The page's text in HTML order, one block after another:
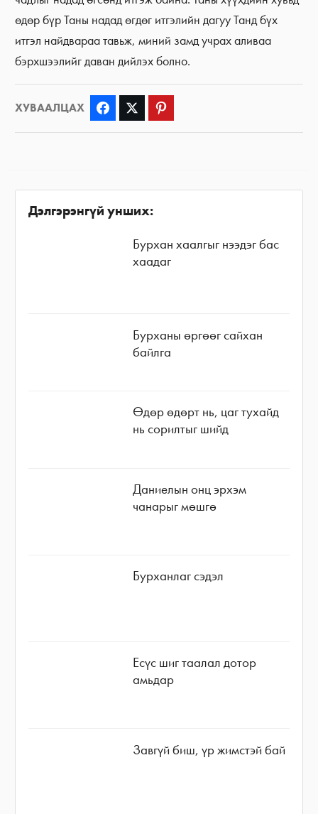
өдөр бүр Таны надад өгдөг итгэлийн дагуу Танд бүх
итгэл найдвараа тавьж, миний замд учрах аливаа
бэрхшээлийг даван дийлэх болно.
ХУВААЛЦАХ Facebook Twitter
Дэлгэрэнгүй унших:
Бурхан хаалгыг нээдэг бас
хаадаг
Бурханы өргөөг сайхан
байлга
Өдөр өдөрт нь, цаг тухайд
нь сорилтыг шийд
Даниелын онц эрхэм
чанарыг мөшгө
Бурханлаг сэдэл
Есүс шиг таалал дотор
амьдар
Завгүй биш, үр жимстэй бай